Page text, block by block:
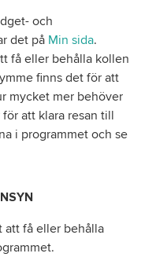
och
det på Min sida.
få eller behålla kollen
finns det för att
mycket mer behöver
att klara resan till
i programmet och se
att få eller behålla